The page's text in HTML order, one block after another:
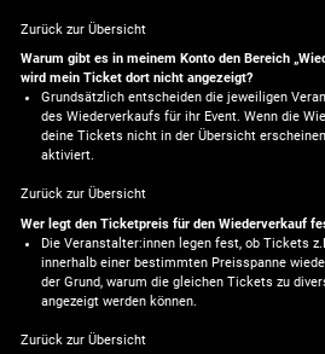
Zurück zur Übersicht
Warum gibt es in meinem Konto den Bereich
wird mein Ticket dort nicht angezeigt?
Grundsätzlich entscheiden die jeweiligen
des Wiederverkaufs für ihr Event. Wenn die
deine Tickets nicht in der Übersicht
aktiviert.
Zurück zur Übersicht
Wer legt den Ticketpreis für den Wiederverkauf
Die Veranstalter:innen legen fest, ob Tickets
innerhalb einer bestimmten Preisspanne
der Grund, warum die gleichen Tickets zu
angezeigt werden können.
Zurück zur Übersicht